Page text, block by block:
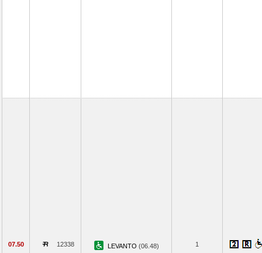
07.50 12338 LEVANTO (06.48) 1